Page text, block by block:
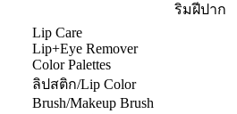
ริมฝีปาก
Lip Care
Lip+Eye Remover
Color Palettes
ลิปสติก/Lip Color
Brush/Makeup Brush